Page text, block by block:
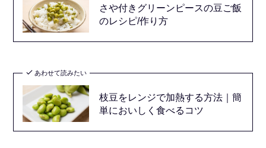
さや付きグリーンピースの豆ご飯
のレシピ/作り方
あわせて読みたい
枝豆をレンジで加熱する方法｜簡
単においしく食べるコツ